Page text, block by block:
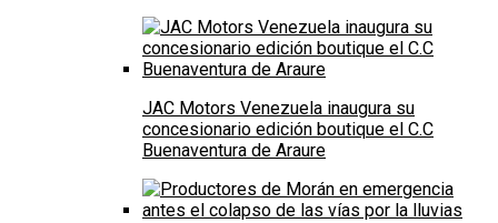
JAC Motors Venezuela inaugura su
concesionario edición boutique el C.C
Buenaventura de Araure